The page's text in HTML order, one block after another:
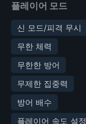
플레이어 모드
신 모드/피격 무시
무한 체력
무한한 방어
무제한 집중력
방어 배수
플레이어 속도 설정